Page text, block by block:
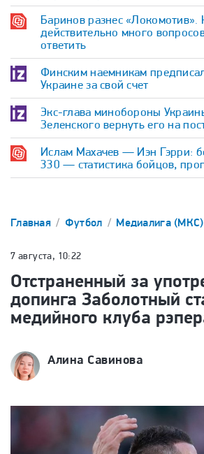
Баринов разнес «Локомотив».
действительно много
ответить
Финским наемникам
Украине за свой счет
Экс-глава минобороны
Зеленского вернуть его на
Ислам Махачев — Иэн Гэрри:
330 — статистика бойцов,
Главная Футбол Медиалига (МКС)
7 августа, 10:22
Отстраненный за
допинга Заболотный
медийного клуба
Алина Савинова